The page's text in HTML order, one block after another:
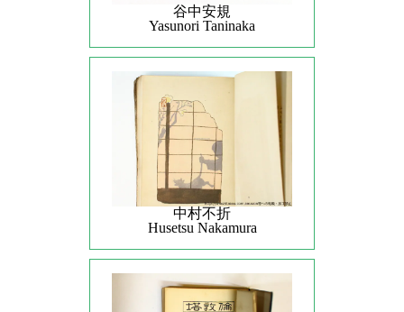
谷中安規
Yasunori Taninaka
中村不折
Husetsu Nakamura